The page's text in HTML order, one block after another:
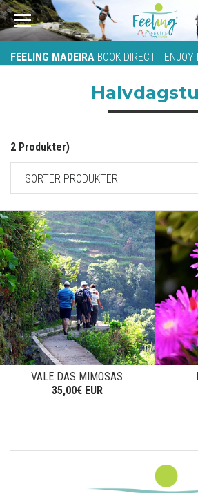
FEELING MADEIRA BOOK DIRECT - ENJOY
2 Produkter)
SORTER PRODUKTER
VALE DAS MIMOSAS
35,00€ EUR